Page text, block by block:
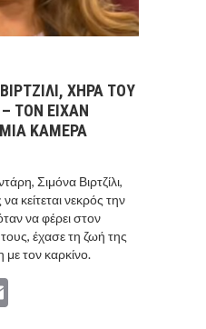
ΧΗΡΑ ΤΟΥ
ΤΟΝ ΕΙΧΑΝ
ΚΑΜΕΡΑ
Σιμόνα Βιρτζίλι,
κείτεται νεκρός την
να φέρει στον
έχασε τη ζωή της
τον καρκίνο.